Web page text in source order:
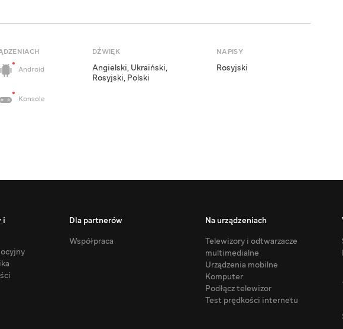
Android
Konsole
DŹWIĘK
Angielski, Ukraiński,
Rosyjski, Polski
NAPISY
Rosyjski
i
Dla partnerów
Współpraca
Na urządzeniach
Telewizory i odtwarzacze
multimedialne
Urządzenia mobilne
Komputer
Podłącz telewizor
Test prędkości internetu